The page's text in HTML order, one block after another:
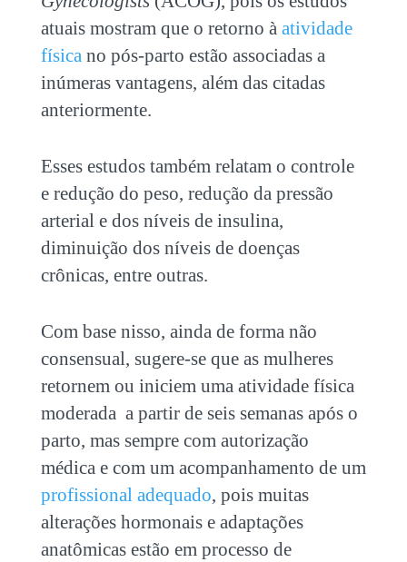
atuais mostram que o retorno à atividade
físicano pós-parto estão associadas a
inúmeras vantagens, além das citadas
anteriormente.
Esses estudos também relatam o controle
e redução do peso, redução da pressão
arterial e dos níveis de insulina,
diminuição dos níveis de doenças
crônicas, entre outras.
Com base nisso, ainda de forma não
consensual, sugere-se que as mulheres
retornem ou iniciem uma atividade física
moderada a partir de seis semanas após o
parto, mas sempre com autorização
médica e com um acompanhamento de um
profissional adequado, pois muitas
alterações hormonais e adaptações
anatômicas estão em processo de